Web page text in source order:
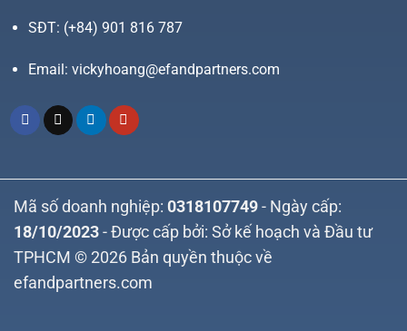
SĐT: (+84) 901 816 787
Email: vickyhoang@efandpartners.com
Mã số doanh nghiệp: 0318107749 - Ngày cấp:
18/10/2023 - Được cấp bởi: Sở kế hoạch và Đầu tư
TPHCM © 2026 Bản quyền thuộc về
efandpartners.com